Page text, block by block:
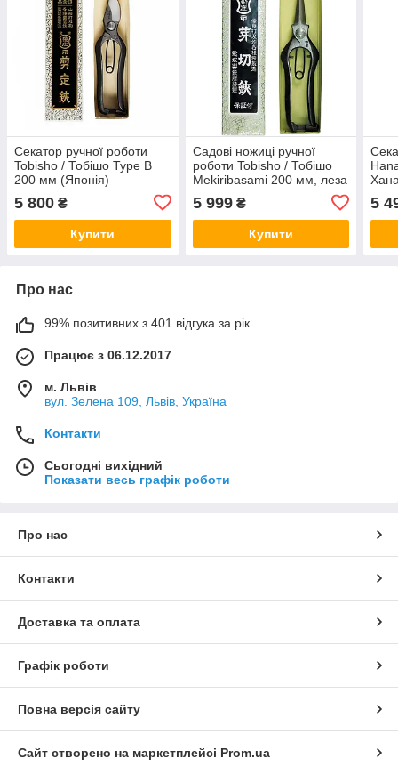
Секатор ручної роботи
Tobisho / Тобішо Type B
200 мм (Японія)
5 800 ₴
Купити
Садові ножиці ручної
роботи Tobisho / Тобішо
Mekiribasami 200 мм, леза
5 999₴
Купити
5
Про нас
99% позитивних з 401 відгука за рік
Працює з 06.12.2017
м. Львів
вул. Зелена 109, Львів, Україна
Контакти
Сьогодні вихідний
Показати весь графік роботи
Про нас
Контакти
Доставка та оплата
Графік роботи
Повна версія сайту
Сайт створено на маркетплейсі Prom.ua